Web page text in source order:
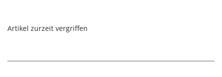
Artikel zurzeit vergriffen